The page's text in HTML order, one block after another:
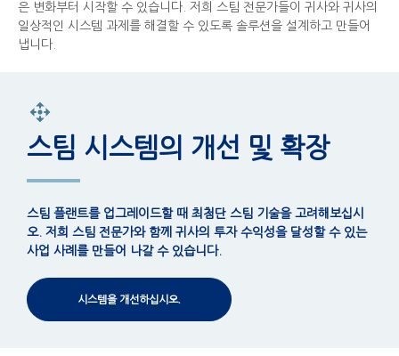
은 변화부터 시작할 수 있습니다. 저희 스팀 전문가들이 귀사와 귀사의
일상적인 시스템 과제를 해결할 수 있도록 솔루션을 설계하고 만들어
냅니다.
스팀 시스템의 개선 및 확장
스팀 플랜트를 업그레이드할 때 최첨단 스팀 기술을 고려해보십시
오. 저희 스팀 전문가와 함께 귀사의 투자 수익성을 달성할 수 있는
사업 사례를 만들어 나갈 수 있습니다.
시스템을 개선하십시오.